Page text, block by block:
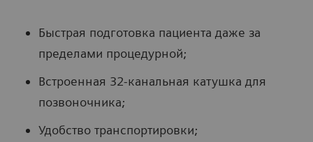
Быстрая подготовка пациента даже за
пределами процедурной;
Встроенная 32-канальная катушка для
позвоночника;
Удобство транспортировки;